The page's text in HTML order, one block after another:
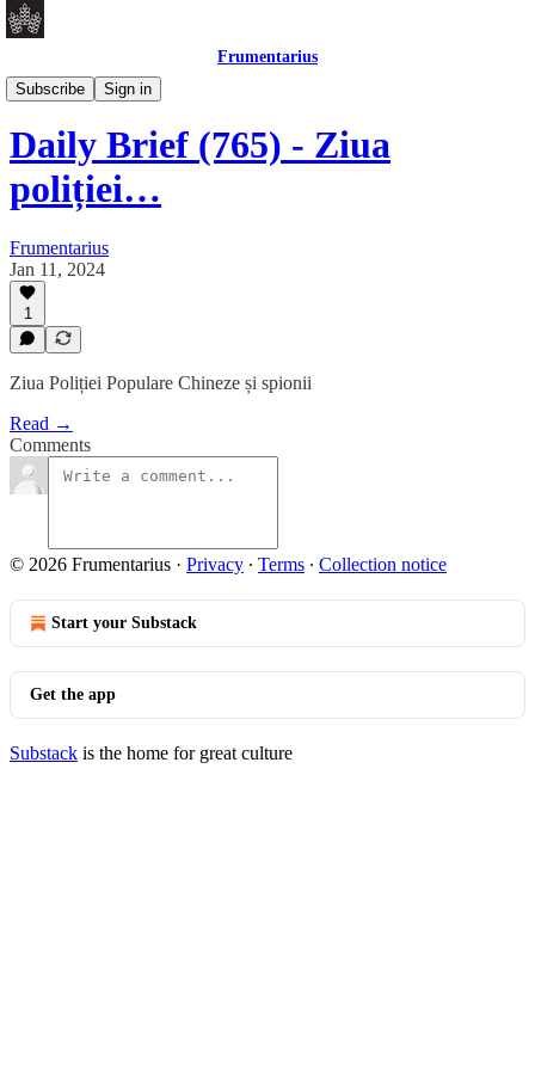
Frumentarius
Subscribe
Sign in
Daily Brief
Daily Brief (765) - Ziua
poliției…
Frumentarius
Jan 11, 2024
1
Ziua Poliției Populare Chineze și spionii
Read →
Comments
© 2026 Frumentarius · Privacy ∙ Terms ∙ Collection notice
Start your Substack
Get the app
Substack is the home for great culture